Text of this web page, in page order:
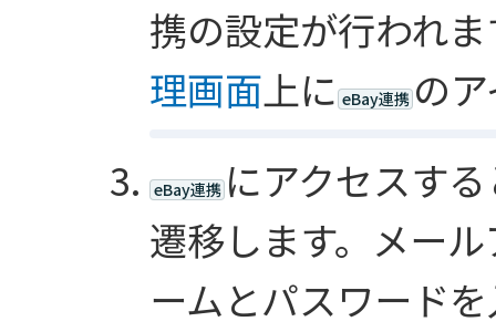
携の設定が行われ
理画面上に eBay連携 の
eBay連携 にアクセスす
遷移します。メー
ームとパスワード